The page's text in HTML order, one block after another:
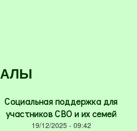
Социальная поддержка для
участников СВО и их семей
19/12/2025 - 09:42